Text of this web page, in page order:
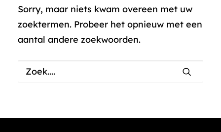
Sorry, maar niets kwam overeen met uw
zoektermen. Probeer het opnieuw met een
aantal andere zoekwoorden.